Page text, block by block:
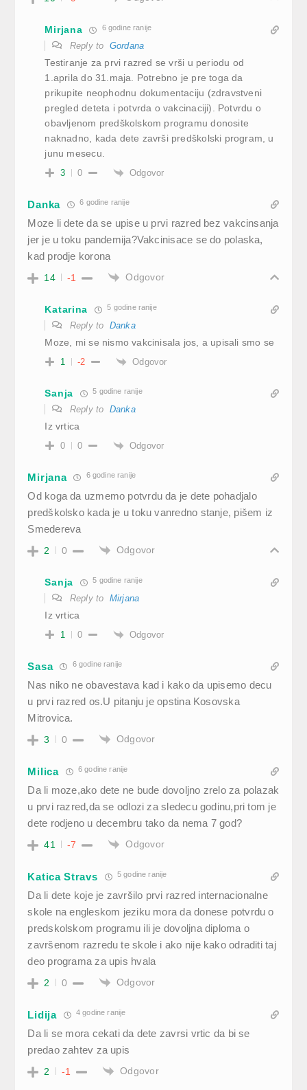
Mirjana 6 godine ranije
Reply to Gordana
Testiranje za prvi razred se vrši u periodu od
1.aprila do 31.maja. Potrebno je pre toga da
prikupite neophodnu dokumentaciju (zdravstveni
pregled deteta i potvrda o vakcinaciji). Potvrdu o
obavljenom predškolskom programu donosite
naknadno, kada dete završi predškolski program, u
junu mesecu.
3 0 Odgovor
Danka 6 godine ranije
Moze li dete da se upise u prvi razred bez vakcinsanja
jer je u toku pandemija?Vakcinisace se do polaska,
kad prodje korona
14 -1 Odgovor
Katarina 5 godine ranije
Reply to Danka
Moze, mi se nismo vakcinisala jos, a upisali smo se
1 -2 Odgovor
Sanja 5 godine ranije
Reply to Danka
Iz vrtica
0 0 Odgovor
Mirjana 6 godine ranije
Od koga da uzmemo potvrdu da je dete pohadjalo
predškolsko kada je u toku vanredno stanje, pišem iz
Smedereva
2 0 Odgovor
Sanja 5 godine ranije
Reply to Mirjana
Iz vrtica
1 0 Odgovor
Sasa 6 godine ranije
Nas niko ne obavestava kad i kako da upisemo decu
u prvi razred os.U pitanju je opstina Kosovska
Mitrovica.
3 0 Odgovor
Milica 6 godine ranije
Da li moze,ako dete ne bude dovoljno zrelo za polazak
u prvi razred,da se odlozi za sledecu godinu,pri tom je
dete rodjeno u decembru tako da nema 7 god?
41 -7 Odgovor
Katica Stravs 5 godine ranije
Da li dete koje je završilo prvi razred internacionalne
skole na engleskom jeziku mora da donese potvrdu o
predskolskom programu ili je dovoljna diploma o
završenom razredu te skole i ako nije kako odraditi taj
deo programa za upis hvala
2 0 Odgovor
Lidija 4 godine ranije
Da li se mora cekati da dete zavrsi vrtic da bi se
predao zahtev za upis
2 -1 Odgovor